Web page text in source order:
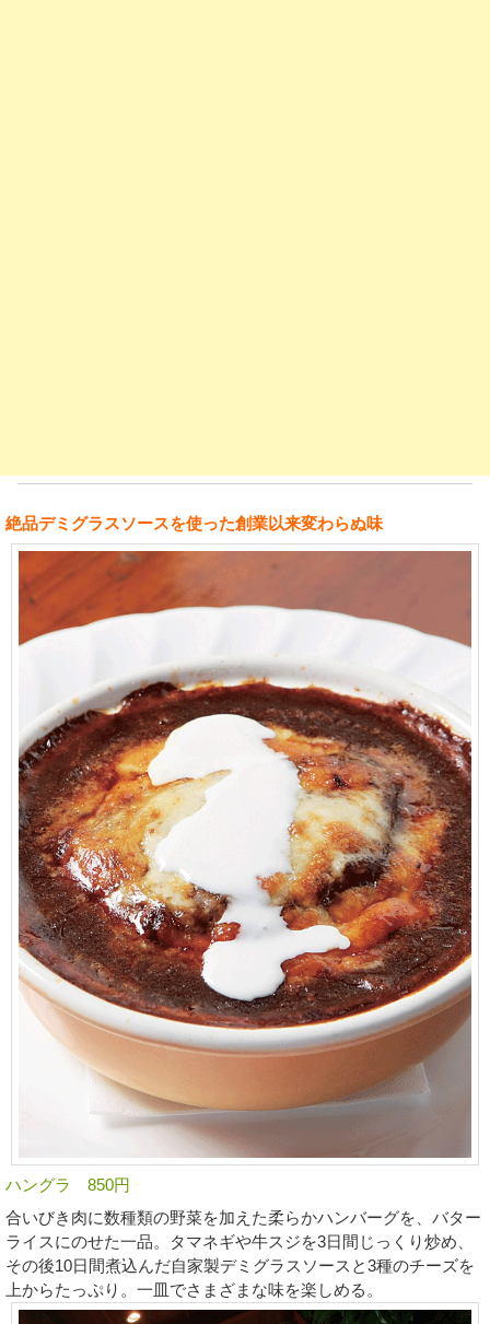
絶品デミグラスソースを使った創業以来変わらぬ味
ハングラ 850円
合いびき肉に数種類の野菜を加えた柔らかハンバーグを、バター
ライスにのせた一品。タマネギや牛スジを3日間じっくり炒め、
その後10日間煮込んだ自家製デミグラスソースと3種のチーズを
上からたっぷり。一皿でさまざまな味を楽しめる。